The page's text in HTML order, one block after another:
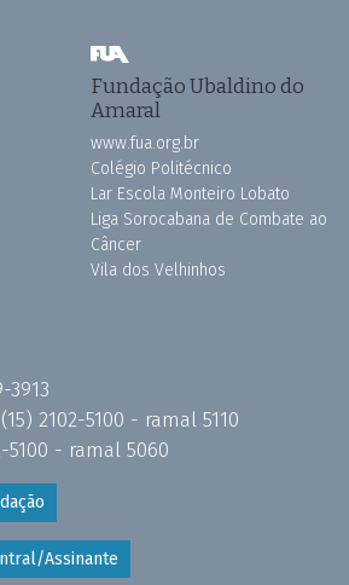
Fundação Ubaldino do
Amaral
www.fua.org.br
Colégio Politécnico
Lar Escola Monteiro Lobato
Liga Sorocabana de Combate ao
Câncer
Vila dos Velhinhos
3913
(15) 2102-5100 - ramal 5110
5100 - ramal 5060
Assinante